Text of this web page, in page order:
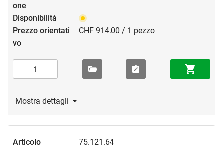
CHF 914.00 / 1 pezzo
Mostra dettagli
75.121.64